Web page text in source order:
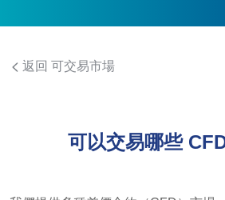
返回 可交易市場
可以交易哪些